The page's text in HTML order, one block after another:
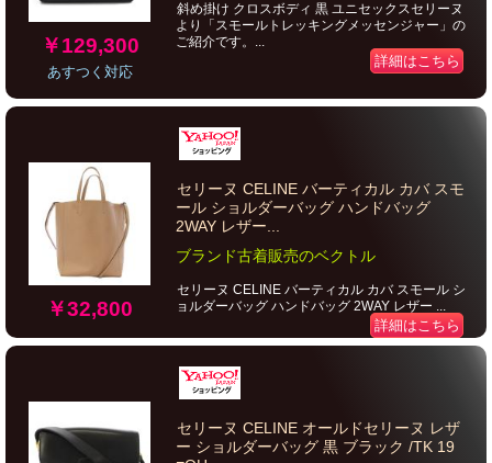
￥129,300
あすつく対応
斜め掛け クロスボディ 黒 ユニセックスセリーヌ
より「スモールトレッキングメッセンジャー」の
ご紹介です。...
詳細はこちら
￥32,800
セリーヌ CELINE バーティカル カバ スモ
ール ショルダーバッグ ハンドバッグ
2WAY レザー...
ブランド古着販売のベクトル
セリーヌ CELINE バーティカル カバ スモール シ
ョルダーバッグ ハンドバッグ 2WAY レザー ...
詳細はこちら
セリーヌ CELINE オールドセリーヌ レザ
ー ショルダーバッグ 黒 ブラック /TK 19